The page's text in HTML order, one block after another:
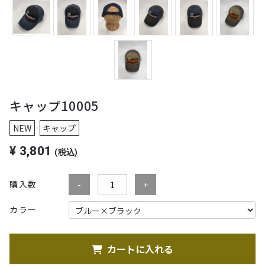
キャップ10005
NEW キャップ
¥ 3,801 (税込)
購入数
カラー
カートに入れる